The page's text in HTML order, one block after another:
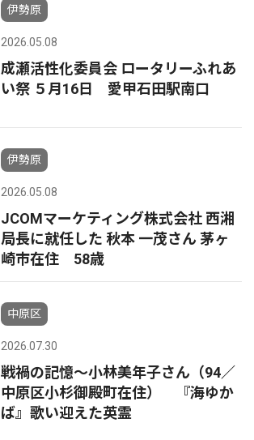
伊勢原
2026.05.08
成瀬活性化委員会 ロータリーふれあ
い祭 ５月16日 愛甲石田駅南口
伊勢原
2026.05.08
JCOMマーケティング株式会社 西湘
局長に就任した 秋本 一茂さん 茅ヶ
崎市在住 58歳
中原区
2026.07.30
戦禍の記憶〜小林美年子さん（94／
中原区小杉御殿町在住） 『海ゆか
ば』歌い迎えた英霊